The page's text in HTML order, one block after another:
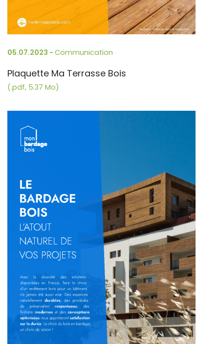
05.07.2023 - Communication
Plaquette Ma Terrasse Bois
(.pdf, 5.37 Mo)